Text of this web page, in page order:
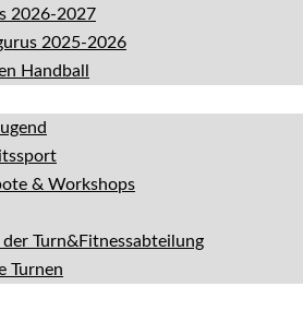
2026-2027
2025-2026
Handball
& Workshops
der Turn&Fitnessabteilung
Turnen